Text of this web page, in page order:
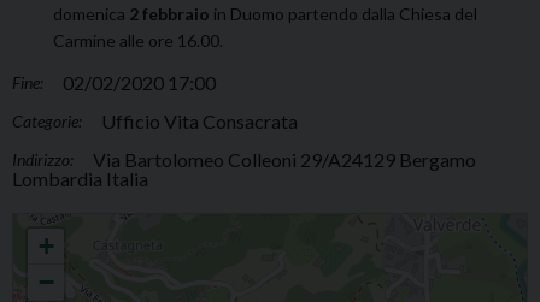
domenica 2 febbraio in Duomo partendo dalla Chiesa del
Carmine alle ore 16.00.
Fine: 02/02/2020 17:00
Categorie: Ufficio Vita Consacrata
Indirizzo:
Via Bartolomeo Colleoni 29/A24129 Bergamo
Lombardia Italia
Celebrazione del Vespro presieduta dal Vescovo Francesco
+
−